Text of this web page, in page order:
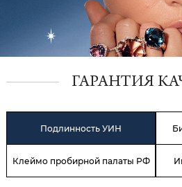
ГАРАНТИЯ
Подлинность УИН
Клеймо пробирной палаты РФ